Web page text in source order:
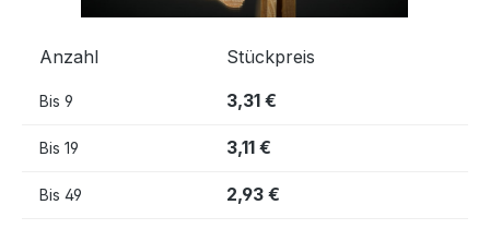
Anzahl Stückpreis
Bis 9 3,31 €
Bis 19 3,11 €
Bis 49 2,93 €